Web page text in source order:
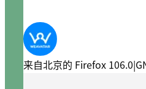
来自北京的 Firefox